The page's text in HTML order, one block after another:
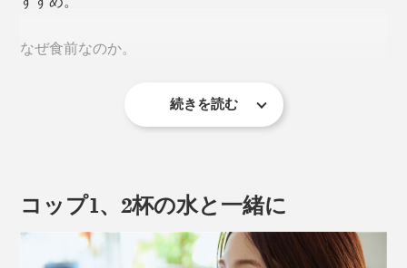
とはいえ、ケミカルな力技ではなく、利用しているのは
食分のカロリーはわずか9kcal以下。
食事を迎えるところから、その後のすっきり習慣までを
なぜ食前なのか。
それは、「食物繊維」を先に送り込み、水分を含んだド
続きを読む
コップ1、2杯の水と一緒に